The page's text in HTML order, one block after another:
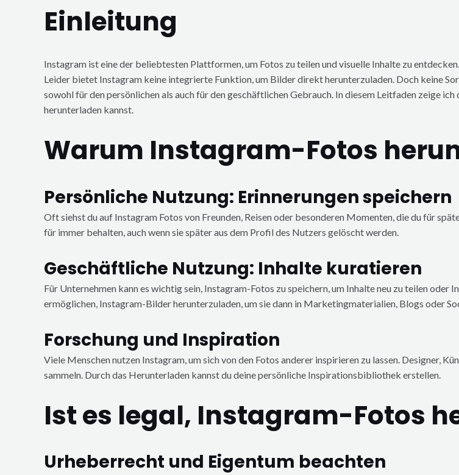
Einleitung
Instagram ist eine der beliebtesten Plattformen, um Fotos zu teilen und visuelle Inhalte zu
Leider bietet Instagram keine integrierte Funktion, um Bilder direkt herunterzuladen. Doch keine
sowohl für den persönlichen als auch für den geschäftlichen Gebrauch. In diesem Leitfaden zeige
herunterladen kannst.
Warum Instagram-Fotos
Persönliche Nutzung: Erinnerungen speichern
Oft siehst du auf Instagram Fotos von Freunden, Reisen oder besonderen Momenten, die du für
für immer behalten, auch wenn sie später aus dem Profil des Nutzers gelöscht werden.
Geschäftliche Nutzung: Inhalte kuratieren
Für Unternehmen kann es wichtig sein, Instagram-Fotos zu speichern, um Inhalte neu zu teilen
ermöglichen, Instagram-Bilder herunterzuladen, um sie dann in Marketingmaterialien, Blogs oder
Forschung und Inspiration
Viele Menschen nutzen Instagram, um sich von den Fotos anderer inspirieren zu lassen. Designer,
sammeln. Durch das Herunterladen kannst du deine persönliche Inspirationsbibliothek erstellen.
Ist es legal, Instagram-Fotos
Urheberrecht und Eigentum beachten